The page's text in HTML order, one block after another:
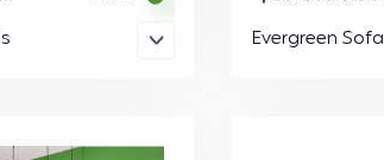
Evergreen Sofa